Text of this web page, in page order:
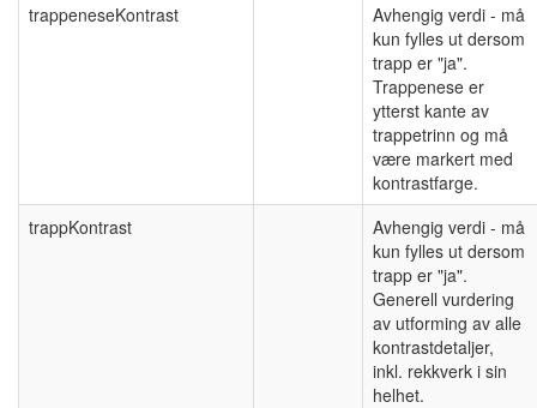
trappeneseKontrast
Avhengig verdi - må
kun fylles ut dersom
trapp er "ja".
Trappenese er
ytterst kante av
trappetrinn og må
være markert med
kontrastfarge.
trappKontrast
Avhengig verdi - må
kun fylles ut dersom
trapp er "ja".
Generell vurdering
av utforming av alle
kontrastdetaljer,
inkl. rekkverk i sin
helhet.